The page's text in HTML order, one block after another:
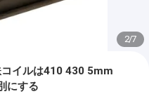
2/7
イルは410 430 5mm
にする